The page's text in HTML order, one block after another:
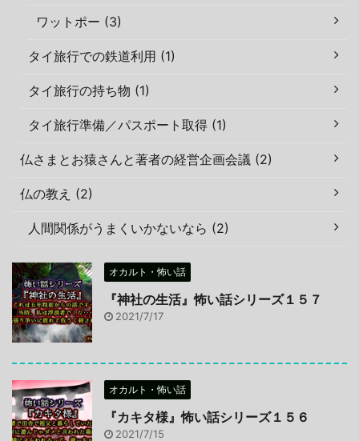
ワットポー (3)
タイ旅行での鉄道利用 (1)
タイ旅行の持ち物 (1)
タイ旅行準備／パスポート取得 (1)
仏さまとお猿さんと著者の経営企画会議 (2)
仏の教え (2)
人間関係がうまくいかないなら (2)
オカルト・怖い話
『神社の生活』怖い話シリーズ１５７
2021/7/17
オカルト・怖い話
『カキタ様』怖い話シリーズ１５６
2021/7/15